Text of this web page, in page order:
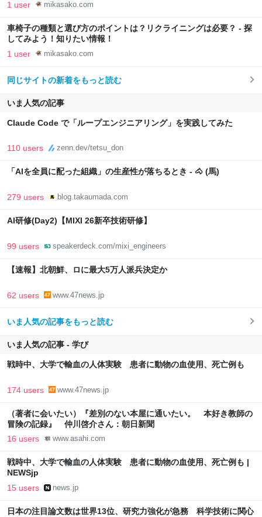
1 user mikasako.com
車椅子の種類と選び方のポイントは？リクライニングは必要？ - 探
してみよう！知りたい情報！
1 user mikasako.com
同じサイトの新着をもっと読む
いま人気の記事
Claude Code で「ループエンジニアリング」を実践してみた
110 users zenn.dev/tetsu_don
「AIを全員に配った組織」の生産性が落ちるとき - 🐴 (馬)
279 users blog.takaumada.com
AI研修(Day2)【MIXI 26新卒技術研修】
99 users speakerdeck.com/mixi_engineers
【速報】北朝鮮、ロに最大5万人派兵決定か
62 users www.47news.jp
いま人気の記事をもっと読む
いま人気の記事 - 学び
戦時中、大学で輸血の人体実験 患者に動物の血使用、死亡例も
174 users www.47news.jp
（著者に会いたい）『差別のない本屋に通いたい。 本好き教師の
冒険の記録』 仲川啓介さん：朝日新聞
16 users www.asahi.com
戦時中、大学で輸血の人体実験 患者に動物の血使用、死亡例も |
NEWSjp
15 users news.jp
日本の注目論文数は世界13位、研究力強化が急務 科学技術に関心